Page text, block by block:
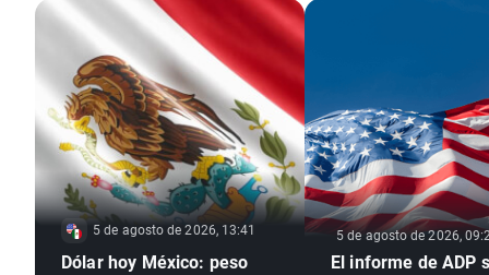
5 de agosto de 2026, 13:41
Dólar hoy México: peso
5 de agosto de 2026,
El informe de ADP se sitúa